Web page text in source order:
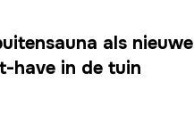
als nieuwe
have in de tuin